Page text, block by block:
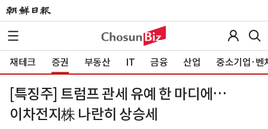
재테크 증권 부동산 IT 금융 산업 중소기업·벤
[특징주] 트럼프 관세 유예 한 마디에…
이차전지株 나란히 상승세